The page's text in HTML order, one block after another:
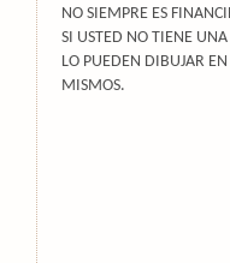
NO SIEMPRE ES
SI USTED NO TIENE
LO PUEDEN DIBUJAR
MISMOS.